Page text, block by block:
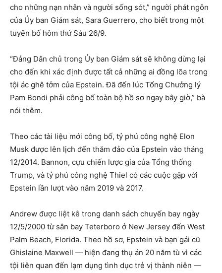
cho những nạn nhân và người sống sót,” người phát ngôn
của Ủy ban Giám sát, Sara Guerrero, cho biết trong một
tuyên bố hôm thứ Sáu 26/9.
“Đảng Dân chủ trong Ủy ban Giám sát sẽ không dừng lại
cho đến khi xác định được tất cả những ai đồng lõa trong
tội ác ghê tởm của Epstein. Đã đến lúc Tổng Chưởng lý
Pam Bondi phải công bố toàn bộ hồ sơ ngay bây giờ,” bà
nói thêm.
Theo các tài liệu mới công bố, tỷ phú công nghệ Elon
Musk được lên lịch đến thăm đảo của Epstein vào tháng
12/2014. Bannon, cựu chiến lược gia của Tổng thống
Trump, và tỷ phú công nghệ Thiel có các cuộc gặp với
Epstein lần lượt vào năm 2019 và 2017.
Andrew được liệt kê trong danh sách chuyến bay ngày
12/5/2000 từ sân bay Teterboro ở New Jersey đến West
Palm Beach, Florida. Theo hồ sơ, Epstein và bạn gái cũ
Ghislaine Maxwell — hiện đang thụ án 20 năm tù vì các
tội liên quan đến lạm dụng tình dục trẻ vị thành niên —